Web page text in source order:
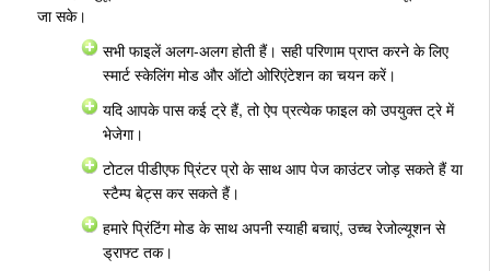
जा सके।
सभी फाइलें अलग-अलग होती हैं। सही परिणाम प्राप्त करने के लिए
स्मार्ट स्केलिंग मोड और ऑटो ओरिएंटेशन का चयन करें।
यदि आपके पास कई ट्रे हैं, तो ऐप प्रत्येक फाइल को उपयुक्त ट्रे में
भेजेगा।
टोटल पीडीएफ प्रिंटर प्रो के साथ आप पेज काउंटर जोड़ सकते हैं या
स्टैम्प बेट्स कर सकते हैं।
हमारे प्रिंटिंग मोड के साथ अपनी स्याही बचाएं, उच्च रेजोल्यूशन से
ड्राफ्ट तक।